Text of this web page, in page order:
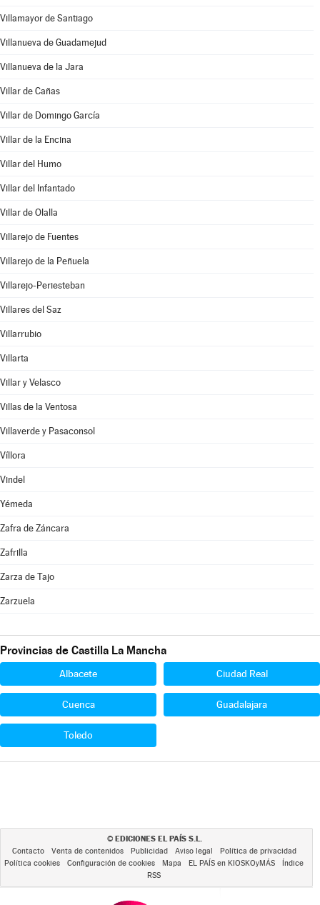
Villamayor de Santiago
Villanueva de Guadamejud
Villanueva de la Jara
Villar de Cañas
Villar de Domingo García
Villar de la Encina
Villar del Humo
Villar del Infantado
Villar de Olalla
Villarejo de Fuentes
Villarejo de la Peñuela
Villarejo-Periesteban
Villares del Saz
Villarrubio
Villarta
Villar y Velasco
Villas de la Ventosa
Villaverde y Pasaconsol
Víllora
Vindel
Yémeda
Zafra de Záncara
Zafrilla
Zarza de Tajo
Zarzuela
Provincias de Castilla La Mancha
Albacete Ciudad Real
Cuenca Guadalajara
Toledo
© EDICIONES EL PAÍS S.L.
Contacto Venta de contenidos Publicidad Aviso legal
Política de privacidad
Política cookies
Configuración de cookies Mapa EL PAÍS en KIOSKOyMÁS
Índice
RSS